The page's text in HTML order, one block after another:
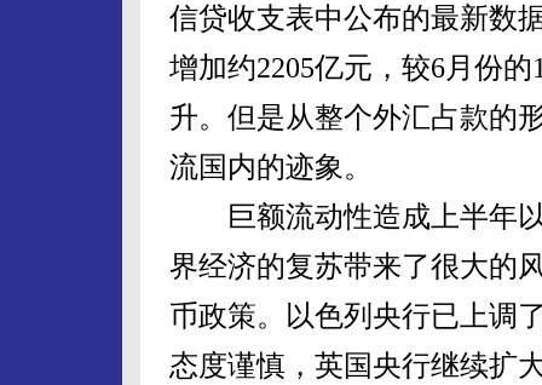
信贷收支表中公布的最新数
增加约2205亿元，较6月份
升。但是从整个外汇占款的
流国内的迹象。
巨额流动性造成上半年以
界经济的复苏带来了很大的
币政策。以色列央行已上调
态度谨慎，英国央行继续扩